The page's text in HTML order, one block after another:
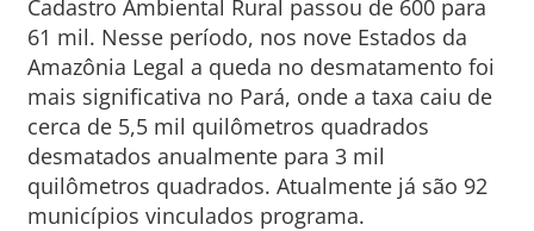
Cadastro Ambiental Rural passou de 600 para
61 mil. Nesse período, nos nove Estados da
Amazônia Legal a queda no desmatamento foi
mais significativa no Pará, onde a taxa caiu de
cerca de 5,5 mil quilômetros quadrados
desmatados anualmente para 3 mil
quilômetros quadrados. Atualmente já são 92
municípios vinculados programa.